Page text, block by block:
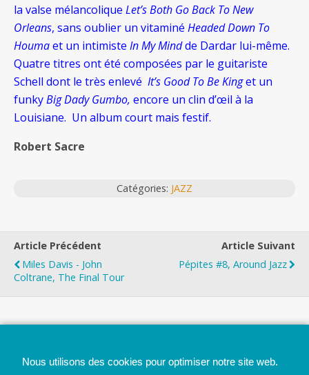
la valse mélancolique Let’s Both Go Back To New
Orleans, sans oublier un vitaminé Headed Down To
Houmaet un intimiste In My Mindde Dardar lui-même.
Quatre titres ont été composées par le guitariste
Schell dont le très enlevé It’s Good To Be Kinget un
funkyBig Dady Gumbo, encore un clin d’œil à la
Louisiane. Un album court mais festif.
Robert Sacre
Catégories: JAZZ
Article Précédent
Miles Davis - John
Coltrane, The Final Tour
Article Suivant
Pépites #8, Around Jazz
Nous utilisons des cookies pour optimiser notre site web.